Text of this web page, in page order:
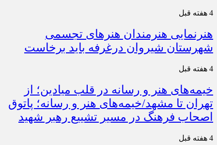
4 هفته قبل
هنرنمایی هنرمندان هنرهای تجسمی
شهرستان شیروان درغرفه باید برخاست
4 هفته قبل
خیمه‌های هنر و رسانه در قلب میادین؛ از
تهران تا مشهد/خیمه‌های هنر و رسانه؛ پاتوق
اصحاب فرهنگ در مسیر تشییع رهبر شهید
4 هفته قبل